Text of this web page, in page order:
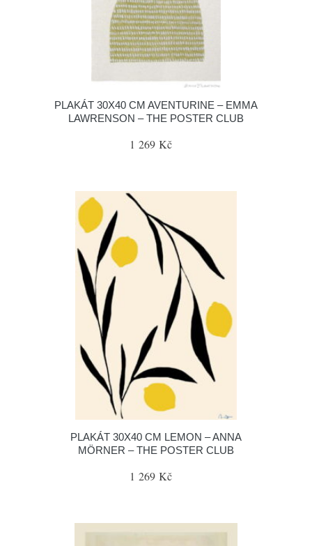
PLAKÁT 30X40 CM AVENTURINE – EMMA
LAWRENSON – THE POSTER CLUB
1 269 Kč
PLAKÁT 30X40 CM LEMON – ANNA
MÖRNER – THE POSTER CLUB
1 269 Kč